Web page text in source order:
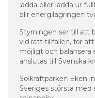
ladda eller ladda ur
blir energilagringen
Styrningen ser till att
vid rätt tillfällen, för
möjligt och balansera
anslutas till Svenska
Solkraftparken Eken
Sveriges största med